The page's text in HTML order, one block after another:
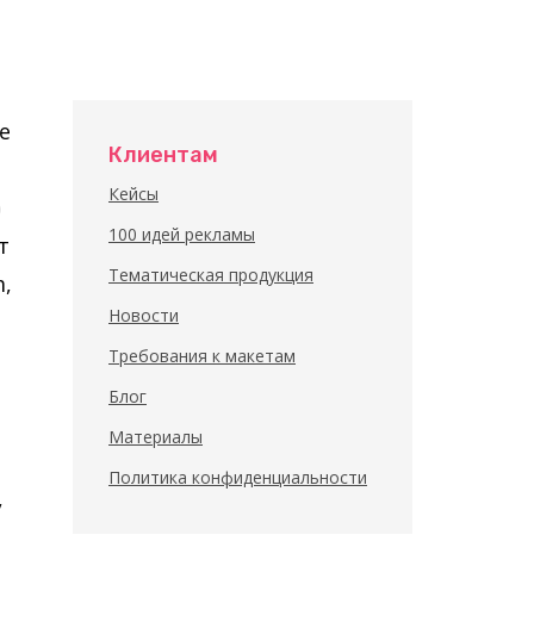
Клиентам
Кейсы
100 идей рекламы
Тематическая продукция
Новости
Требования к макетам
Блог
Материалы
Политика конфиденциальности